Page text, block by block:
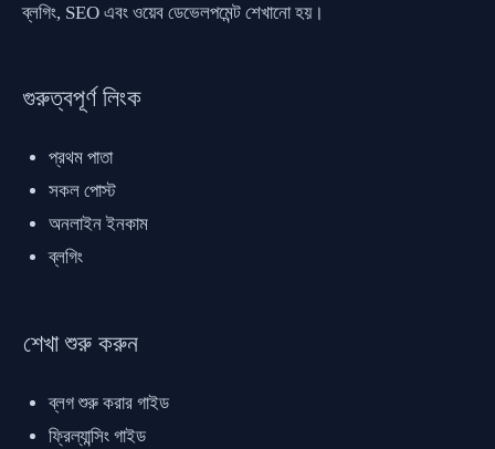
ব্লগিং, SEO এবং ওয়েব ডেভেলপমেন্ট শেখানো হয়।
গুরুত্বপূর্ণ লিংক
প্রথম পাতা
সকল পোস্ট
অনলাইন ইনকাম
ব্লগিং
শেখা শুরু করুন
ব্লগ শুরু করার গাইড
ফ্রিল্যান্সিং গাইড